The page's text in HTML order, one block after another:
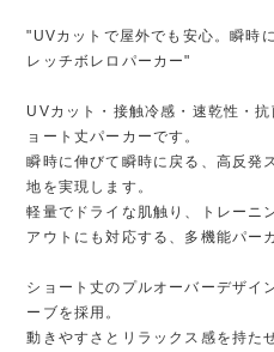
"UVカットで屋外でも安心。瞬時
レッチボレロパーカー"
UVカット・接触冷感・速乾性・
ョート丈パーカーです。
瞬時に伸びて瞬時に戻る、高反発
地を実現します。
軽量でドライな肌触り、トレーニ
アウトにも対応する、多機能パー
ショート丈のプルオーバーデザイ
ーブを採用。
動きやすさとリラックス感を持た